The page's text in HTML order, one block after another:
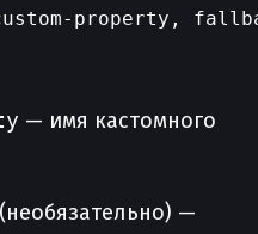
property,
— имя кастомного
(необязательно) —